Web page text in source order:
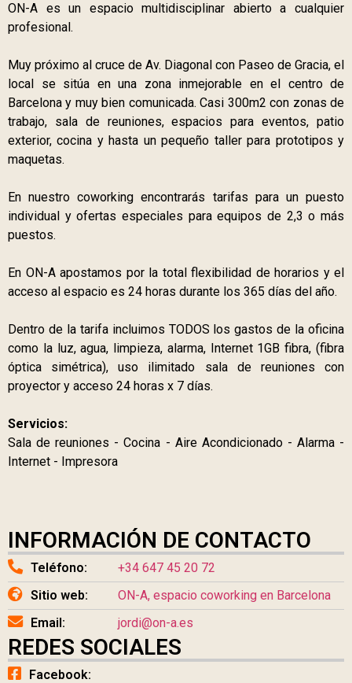
ON-A es un espacio multidisciplinar abierto a cualquier
profesional.
Muy próximo al cruce de Av. Diagonal con Paseo de Gracia, el
local se sitúa en una zona inmejorable en el centro de
Barcelona y muy bien comunicada. Casi 300m2 con zonas de
trabajo, sala de reuniones, espacios para eventos, patio
exterior, cocina y hasta un pequeño taller para prototipos y
maquetas.
En nuestro coworking encontrarás tarifas para un puesto
individual y ofertas especiales para equipos de 2,3 o más
puestos.
En ON-A apostamos por la total flexibilidad de horarios y el
acceso al espacio es 24 horas durante los 365 días del año.
Dentro de la tarifa incluimos TODOS los gastos de la oficina
como la luz, agua, limpieza, alarma, Internet 1GB fibra, (fibra
óptica simétrica), uso ilimitado sala de reuniones con
proyector y acceso 24 horas x 7 días.
Servicios:
Sala de reuniones - Cocina - Aire Acondicionado - Alarma -
Internet - Impresora
INFORMACIÓN DE CONTACTO
Teléfono:
+34 647 45 20 72
Sitio web:
ON-A, espacio coworking en Barcelona
Email:
jordi@on-a.es
REDES SOCIALES
Facebook: